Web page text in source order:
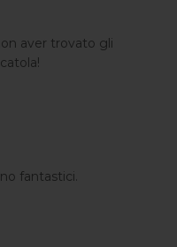
aver trovato gli
fantastici.